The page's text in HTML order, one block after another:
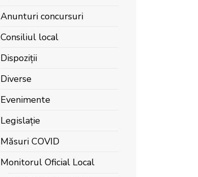
Anunturi concursuri
Consiliul local
Dispoziții
Diverse
Evenimente
Legislație
Măsuri COVID
Monitorul Oficial Local